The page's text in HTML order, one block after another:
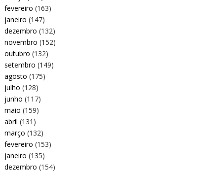
fevereiro (163)
janeiro (147)
dezembro (132)
novembro (152)
outubro (132)
setembro (149)
agosto (175)
julho (128)
junho (117)
maio (159)
abril (131)
março (132)
fevereiro (153)
janeiro (135)
dezembro (154)